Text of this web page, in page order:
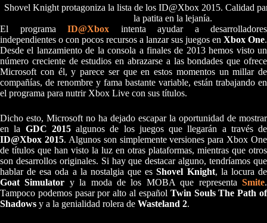
Shovel Knight protagoniza la lista de los ID@Xbox 2015. Calidad
la patita en la lejanía.
El programa ID@Xbox intenta ayudar a desarrolladores
independientes o con pocos recursos a lanzar sus juegos en Xbox One.
Desde el lanzamiento de la consola a finales de 2013 hemos visto un
número creciente de estudios en abrazarse a las bondades que ofrece
Microsoft con él, y parece ser que en estos momentos un millar de
compañías, de renombre y fama bastante variable, están trabajando en
el programa para nutrir Xbox Live con sus títulos.
Dicho esto, Microsoft no ha dejado escapar la oportunidad de mostrar
en la GDC 2015algunos de los juegos que llegarán a través de
ID@Xbox 2015. Algunos son simplemente versiones para Xbox One
de títulos que han visto la luz en otras plataformas, mientras que otros
son desarrollos originales. Si hay que destacar alguno, tendríamos que
hablar de esa oda a la nostalgia que esShovel Knight, la locura de
Goat Simulator y la moda de los MOBA que representaSmite.
Tampoco podemos pasar por alto al español Twin Souls The Path of
Shadows y a la genialidad rolera de Wasteland 2.